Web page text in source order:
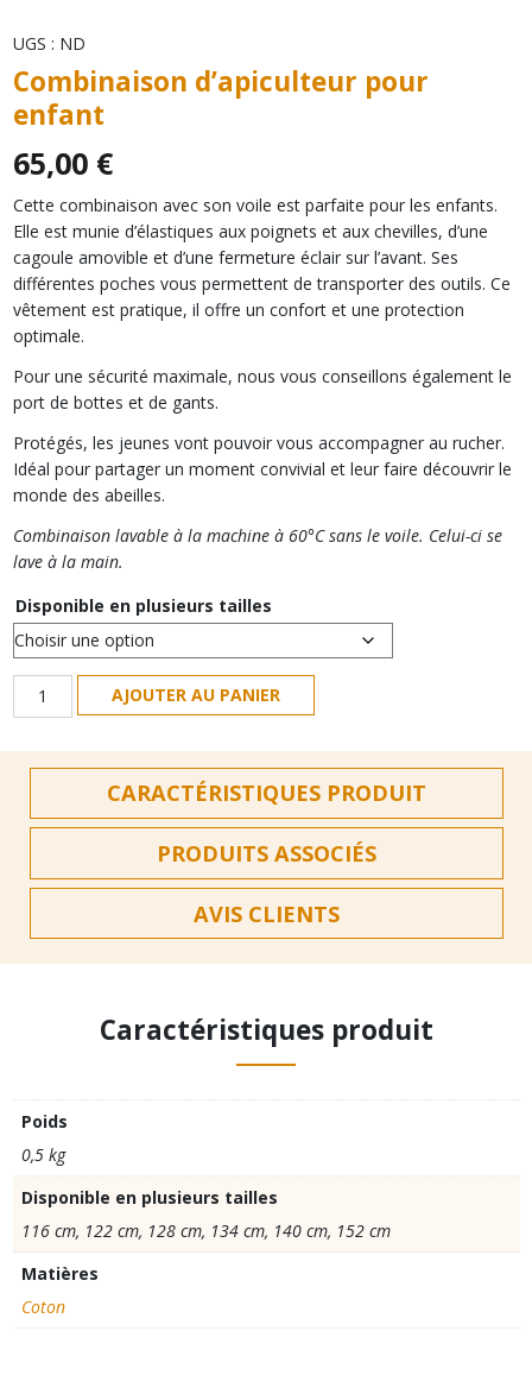
UGS : ND
Combinaison d’apiculteur pour
enfant
65,00 €
Cette combinaison avec son voile est parfaite pour les enfants.
Elle est munie d’élastiques aux poignets et aux chevilles, d’une
cagoule amovible et d’une fermeture éclair sur l’avant. Ses
différentes poches vous permettent de transporter des outils. Ce
vêtement est pratique, il offre un confort et une protection
optimale.
Pour une sécurité maximale, nous vous conseillons également le
port de bottes et de gants.
Protégés, les jeunes vont pouvoir vous accompagner au rucher.
Idéal pour partager un moment convivial et leur faire découvrir le
monde des abeilles.
Combinaison lavable à la machine à 60°C sans le voile. Celui-ci se
laveà la main.
Disponible en plusieurs tailles
quantité
de
d'apiculteur
enfant
AJOUTER AU PANIER
CARACTÉRISTIQUES PRODUIT
PRODUITS ASSOCIÉS
AVIS CLIENTS
Caractéristiques produit
Poids
0,5 kg
Disponible en plusieurs tailles
116 cm, 122 cm, 128 cm, 134 cm, 140 cm, 152 cm
Matières
Coton